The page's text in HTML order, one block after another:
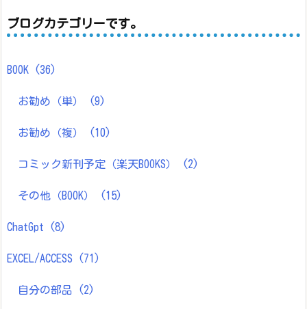
ブログカテゴリーです。
BOOK (36)
お勧め（単） (9)
お勧め（複） (10)
コミック新刊予定（楽天BOOKS） (2)
その他（BOOK） (15)
ChatGpt (8)
EXCEL/ACCESS (71)
自分の部品 (2)